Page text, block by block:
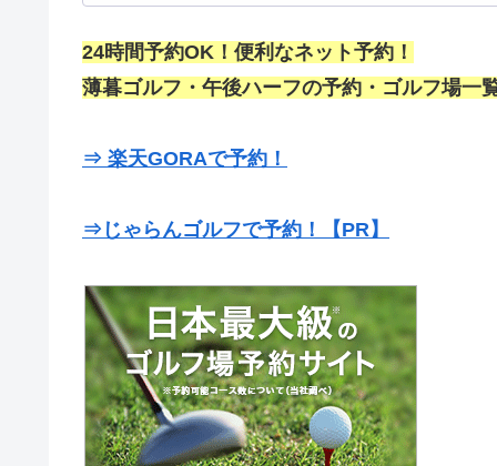
24時間予約OK！便利なネット予約！
薄暮ゴルフ・午後ハーフの予約・ゴルフ場一
⇒ 楽天GORAで予約！
⇒じゃらんゴルフで予約！【PR】